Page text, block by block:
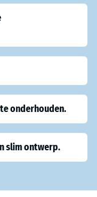
onderhouden.
slim ontwerp.